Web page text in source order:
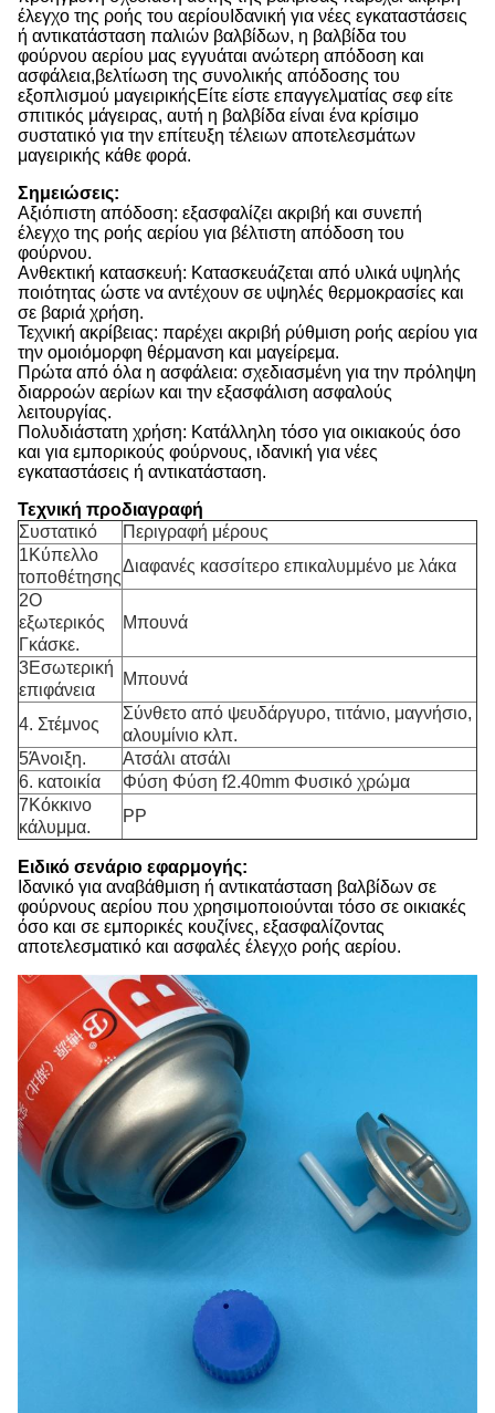
έλεγχο της ροής του αερίουΙδανική για νέες εγκαταστάσεις
ή αντικατάσταση παλιών βαλβίδων, η βαλβίδα του
φούρνου αερίου μας εγγυάται ανώτερη απόδοση και
ασφάλεια,βελτίωση της συνολικής απόδοσης του
εξοπλισμού μαγειρικήςΕίτε είστε επαγγελματίας σεφ είτε
σπιτικός μάγειρας, αυτή η βαλβίδα είναι ένα κρίσιμο
συστατικό για την επίτευξη τέλειων αποτελεσμάτων
μαγειρικής κάθε φορά.
Σημειώσεις:
Αξιόπιστη απόδοση: εξασφαλίζει ακριβή και συνεπή
έλεγχο της ροής αερίου για βέλτιστη απόδοση του
φούρνου.
Ανθεκτική κατασκευή: Κατασκευάζεται από υλικά υψηλής
ποιότητας ώστε να αντέχουν σε υψηλές θερμοκρασίες και
σε βαριά χρήση.
Τεχνική ακρίβειας: παρέχει ακριβή ρύθμιση ροής αερίου για
την ομοιόμορφη θέρμανση και μαγείρεμα.
Πρώτα από όλα η ασφάλεια: σχεδιασμένη για την πρόληψη
διαρροών αερίων και την εξασφάλιση ασφαλούς
λειτουργίας.
Πολυδιάστατη χρήση: Κατάλληλη τόσο για οικιακούς όσο
και για εμπορικούς φούρνους, ιδανική για νέες
εγκαταστάσεις ή αντικατάσταση.
Τεχνική προδιαγραφή
Συστατικό
Περιγραφή μέρους
1Κύπελλο
τοποθέτησης
Διαφανές κασσίτερο επικαλυμμένο με λάκα
2Ο
εξωτερικός
Γκάσκε.
Μπουνά
3Εσωτερική
επιφάνεια
Μπουνά
4. Στέμνος
Σύνθετο από ψευδάργυρο, τιτάνιο, μαγνήσιο,
αλουμίνιο κλπ.
5Άνοιξη.
Ατσάλι ατσάλι
6. κατοικία
Φύση Φύση f2.40mm Φυσικό χρώμα
7Κόκκινο
κάλυμμα.
PP
Ειδικό σενάριο εφαρμογής:
Ιδανικό για αναβάθμιση ή αντικατάσταση βαλβίδων σε
φούρνους αερίου που χρησιμοποιούνται τόσο σε οικιακές
όσο και σε εμπορικές κουζίνες, εξασφαλίζοντας
αποτελεσματικό και ασφαλές έλεγχο ροής αερίου.